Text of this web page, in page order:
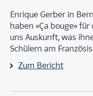
Enrique Gerber in
haben «Ça bouge»
uns Auskunft, was
Schülern am
Zum Bericht